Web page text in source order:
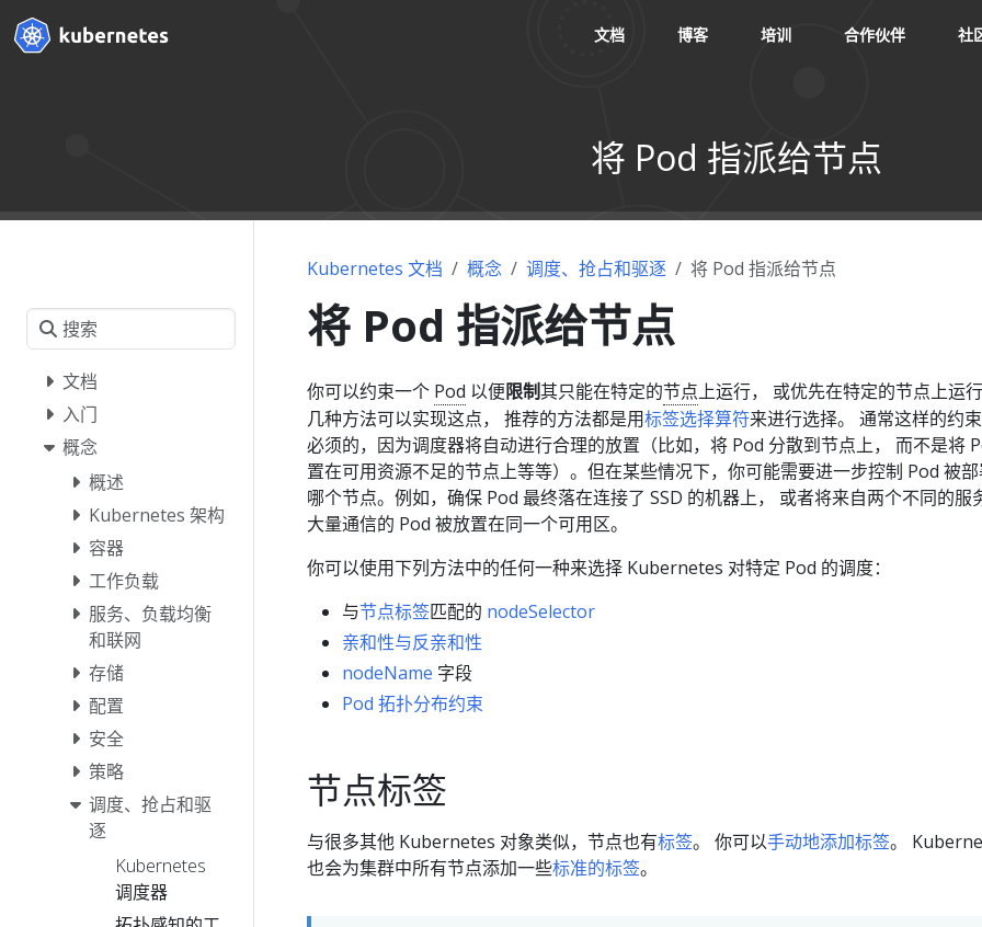
文档 博客 培训 合作伙伴 社
将 Pod 指派给节点
文档
入门
概念
概述
Kubernetes 架构
容器
工作负载
服务、负载均衡
和联网
存储
配置
安全
策略
调度、抢占和驱
逐
Kubernetes
调度器
Kubernetes 文档 概念 调度、抢占和驱逐 将 Pod 指派给节点
将 Pod 指派给节点
你可以约束一个 Pod 以便限制其只能在特定的节点上运行， 或优先在特定的节点上运
几种方法可以实现这点， 推荐的方法都是用标签选择算符来进行选择。 通常这样的约
必须的，因为调度器将自动进行合理的放置（比如，将 Pod 分散到节点上， 而不是将
置在可用资源不足的节点上等等）。但在某些情况下，你可能需要进一步控制 Pod 被
哪个节点。例如，确保 Pod 最终落在连接了 SSD 的机器上， 或者将来自两个不同的服
大量通信的 Pod 被放置在同一个可用区。
你可以使用下列方法中的任何一种来选择 Kubernetes 对特定 Pod 的调度：
与节点标签匹配的 nodeSelector
亲和性与反亲和性
nodeName 字段
Pod 拓扑分布约束
节点标签
与很多其他 Kubernetes 对象类似，节点也有标签。 你可以手动地添加标签。
也会为集群中所有节点添加一些标准的标签。